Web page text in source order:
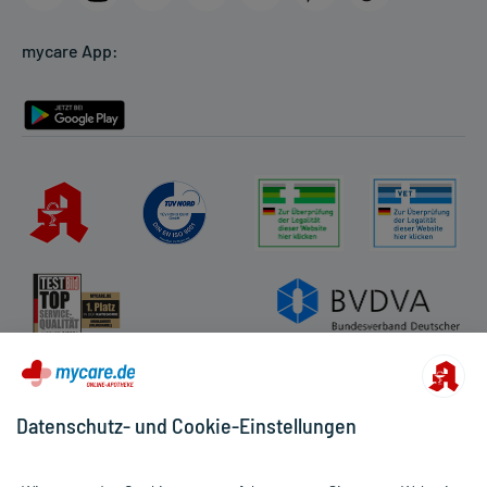
Rückgabe/Widerruf
mycare App:
Datenschutz- und Cookie-Einstellungen